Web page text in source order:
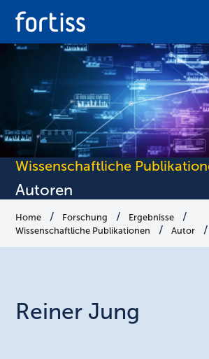
Wissenschaftliche
Autoren
Home Forschung
Ergebnisse
Wissenschaftliche Publikationen
Autor
Reiner Jung